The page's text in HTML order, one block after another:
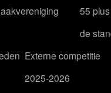
55
de
Externe competitie
2025-2026